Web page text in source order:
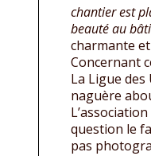
chantier est
beauté au
charmante
Concernant
La Ligue des
naguère
question le
pas